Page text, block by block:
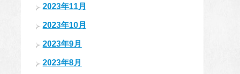
2023年11月
2023年10月
2023年9月
2023年8月